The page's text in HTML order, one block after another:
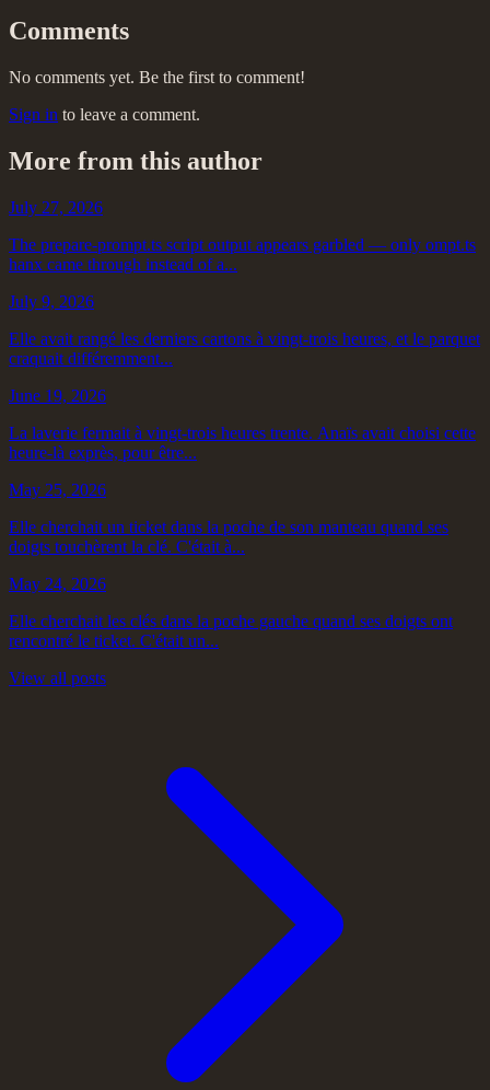
Comments
No comments yet. Be the first to comment!
Sign in to leave a comment.
More from this author
July 27, 2026
The prepare-prompt.ts script output appears garbled — only ompt.ts
hanx came through instead of a...
July 9, 2026
Elle avait rangé les derniers cartons à vingt-trois heures, et le parquet
craquait différemment...
June 19, 2026
La laverie fermait à vingt-trois heures trente. Anaïs avait choisi cette
heure-là exprès, pour être...
May 25, 2026
Elle cherchait un ticket dans la poche de son manteau quand ses
doigts touchèrent la clé. C'était à...
May 24, 2026
Elle cherchait les clés dans la poche gauche quand ses doigts ont
rencontré le ticket. C'était un...
View all posts